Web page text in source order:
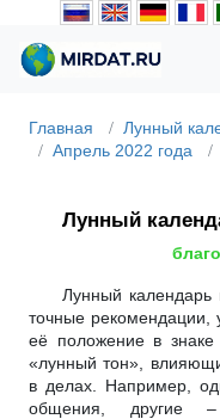
Главная
Лунный
Апрель 2022 года
Лунный
Лунный
точные рекомендации,
её положение в
«лунный тон»,
в делах. Например,
общения, другие